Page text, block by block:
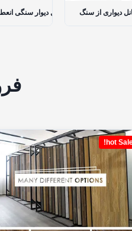
پنل دیوار پانل دیواری از سنگ
hot